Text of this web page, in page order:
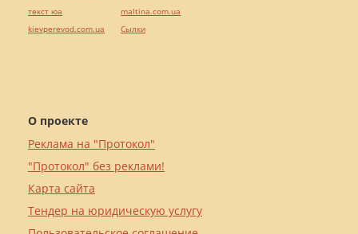
О проекте
Реклама на "Протокол"
"Протокол" без реклами!
Карта сайта
Тендер на юридическую услугу
текст юа
kievperevod.com.ua
maltina.com.ua
Cылки